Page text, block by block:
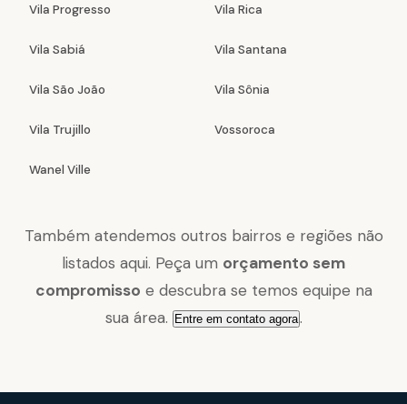
Vila Progresso Vila Rica
Vila Sabiá Vila Santana
Vila São João Vila Sônia
Vila Trujillo Vossoroca
Wanel Ville
Também atendemos outros bairros e regiões não
listados aqui. Peça um orçamento sem
compromisso e descubra se temos equipe na
sua área. Entre em contato agora.